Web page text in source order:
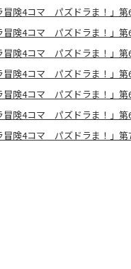
冒険4コマ パズドラま！」第
冒険4コマ パズドラま！」第
冒険4コマ パズドラま！」第
冒険4コマ パズドラま！」第
冒険4コマ パズドラま！」第
冒険4コマ パズドラま！」第
冒険4コマ パズドラま！」第